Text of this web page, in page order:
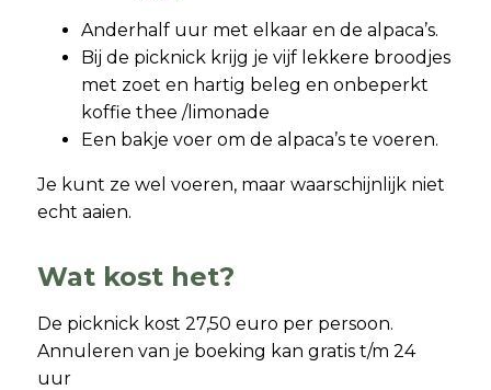
Anderhalf uur met elkaar en de alpaca’s.
Bij de picknick krijg je vijf lekkere broodjes
met zoet en hartig beleg en onbeperkt
koffie thee /limonade
Een bakje voer om de alpaca’s te voeren.
Je kunt ze wel voeren, maar waarschijnlijk niet
echt aaien.
Wat kost het?
De picknick kost 27,50 euro per persoon.
Annuleren van je boeking kan gratis t/m 24
uur